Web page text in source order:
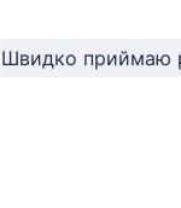
Швидко приймаю